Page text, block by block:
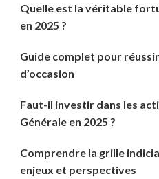
Quelle est la véritable
en 2025 ?
Guide complet pour
d’occasion
Faut-il investir dans les
Générale en 2025 ?
Comprendre la grille
enjeux et perspectives